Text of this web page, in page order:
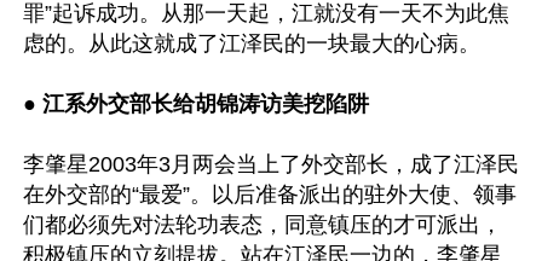
罪”起诉成功。从那一天起，江就没有一天不为此焦
虑的。从此这就成了江泽民的一块最大的心病。
● 江系外交部长给胡锦涛访美挖陷阱
李肇星2003年3月两会当上了外交部长，成了江泽民
在外交部的“最爱”。以后准备派出的驻外大使、领事
们都必须先对法轮功表态，同意镇压的才可派出，
积极镇压的立刻提拔。站在江泽民一边的，李肇星